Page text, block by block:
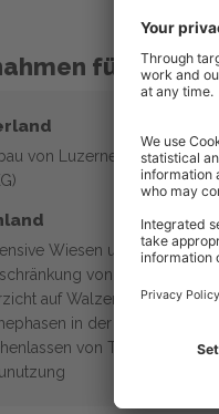
für die
von Luzerne-/
Wiesen und Weiden
von Düngung
auf Walzen + Schleppen
in der Brutzeit
von Teilflächen im